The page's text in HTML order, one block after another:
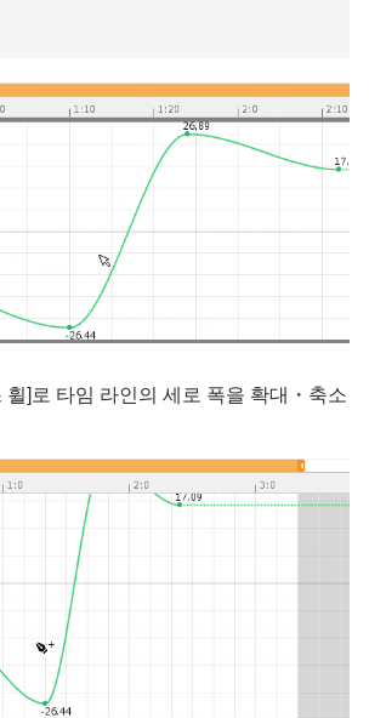
휠]로 타임 라인의 세로 폭을 확대・축소